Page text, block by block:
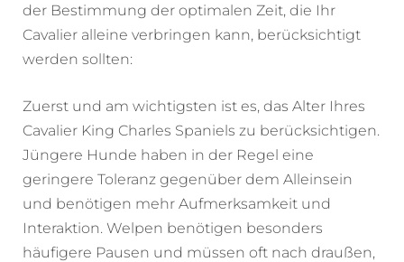
der Bestimmung der optimalen Zeit, die Ihr
Cavalier alleine verbringen kann, berücksichtigt
werden sollten:
Zuerst und am wichtigsten ist es, das Alter Ihres
Cavalier King Charles Spaniels zu berücksichtigen.
Jüngere Hunde haben in der Regel eine
geringere Toleranz gegenüber dem Alleinsein
und benötigen mehr Aufmerksamkeit und
Interaktion. Welpen benötigen besonders
häufigere Pausen und müssen oft nach draußen,